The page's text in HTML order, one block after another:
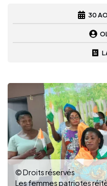
30
© Droits réservés